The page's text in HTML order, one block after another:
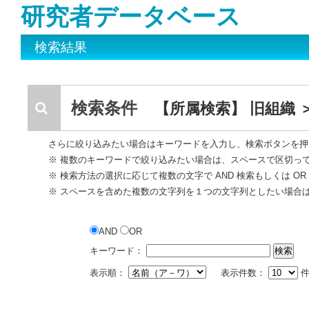
研究者データベース
検索結果
検索条件 【所属検索】 旧組
さらに絞り込みたい場合はキーワードを入力し、検索ボタンを
※ 複数のキーワードで絞り込みたい場合は、スペースで区切っ
※ 検索方法の選択に応じて複数の文字で AND 検索もしくは
※ スペースを含めた複数の文字列を１つの文字列としたい場合
AND
OR
キーワード：
表示順： 表示件数：